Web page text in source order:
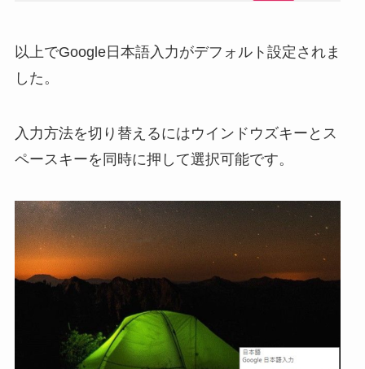
以上でGoogle日本語入力がデフォルト設定されま
した。
入力方法を切り替えるにはウインドウズキーとス
ペースキーを同時に押して選択可能です。